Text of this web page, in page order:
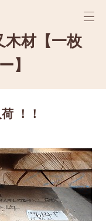
木材【一枚
】
！！